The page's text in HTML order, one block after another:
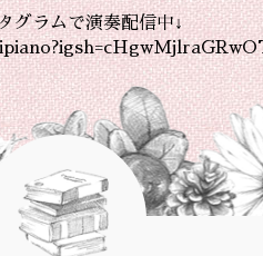
グラムで演奏配信中↓